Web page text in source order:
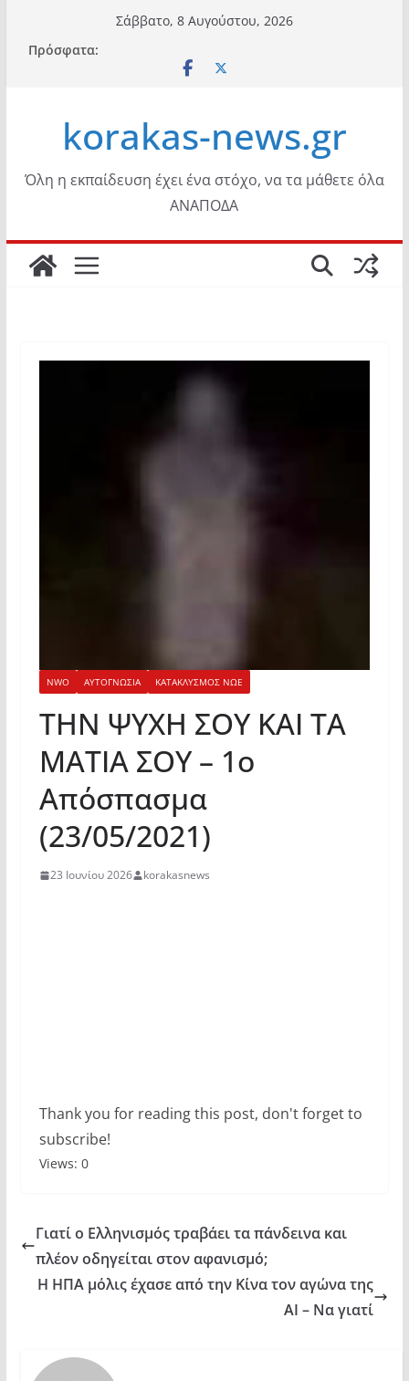
περιεχόμενο
Σάββατο, 8 Αυγούστου, 2026
Πρόσφατα:
korakas-news.gr
Όλη η εκπαίδευση έχει ένα στόχο, να τα μάθετε όλα
ΑΝΑΠΟΔΑ
NWO ΑΥΤΟΓΝΩΣΙΑ ΚΑΤΑΚΛΥΣΜΟΣ ΝΩΕ
ΤΗΝ ΨΥΧΗ ΣΟΥ ΚΑΙ ΤΑ
ΜΑΤΙΑ ΣΟΥ – 1ο
Απόσπασμα
(23/05/2021)
23 Ιουνίου 2026 korakasnews
Thank you for reading this post, don't forget to
subscribe!
Views: 0
Γιατί ο Ελληνισμός τραβάει τα πάνδεινα και
πλέον οδηγείται στον αφανισμό;
Η ΗΠΑ μόλις έχασε από την Κίνα τον αγώνα της
AI – Να γιατί